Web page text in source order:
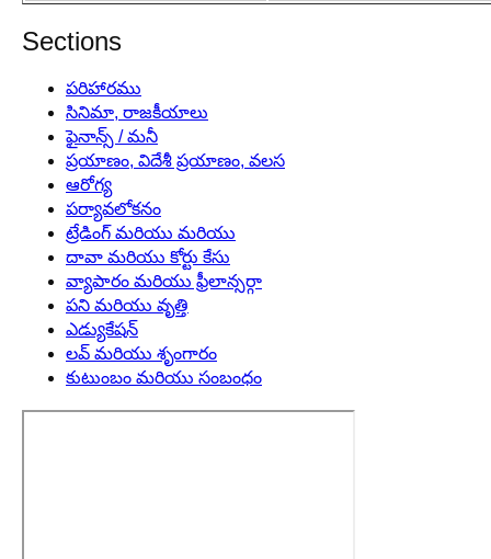
Sections
పరిహారము
సినిమా, రాజకీయాలు
ఫైనాన్స్ / మనీ
ప్రయాణం, విదేశీ ప్రయాణం, వలస
ఆరోగ్య
పర్యావలోకనం
ట్రేడింగ్ మరియు మరియు
దావా మరియు కోర్టు కేసు
వ్యాపారం మరియు ఫ్రీలాన్సర్గా
పని మరియు వృత్తి
ఎడ్యుకేషన్
లవ్ మరియు శృంగారం
కుటుంబం మరియు సంబంధం